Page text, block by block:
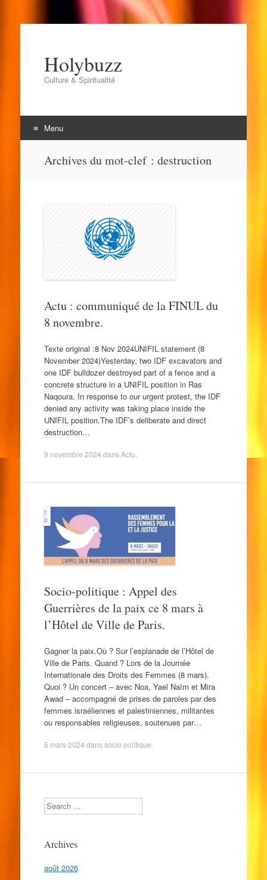
Holybuzz
Culture & Spiritualité
Menu
Archives du mot-clef : destruction
Actu : communiqué de la FINUL du
8 novembre.
Texte original :8 Nov 2024UNIFIL statement (8
November 2024)Yesterday, two IDF excavators and
one IDF bulldozer destroyed part of a fence and a
concrete structure in a UNIFIL position in Ras
Naqoura. In response to our urgent protest, the IDF
denied any activity was taking place inside the
UNIFIL position.The IDF’s deliberate and direct
destruction…
9 novembre 2024 dansActu
Socio-politique : Appel des
Guerrières de la paix ce 8 mars à
l’Hôtel de Ville de Paris.
Gagner la paix.Où ? Sur l’esplanade de l’Hôtel de
Ville de Paris. Quand ? Lors de la Journée
Internationale des Droits des Femmes (8 mars).
Quoi ? Un concert – avec Noa, Yael Naïm et Mira
Awad – accompagné de prises de paroles par des
femmes israéliennes et palestiniennes, militantes
ou responsables religieuses, soutenues par…
5 mars 2024 danssocio politique
Search
Archives
août 2026